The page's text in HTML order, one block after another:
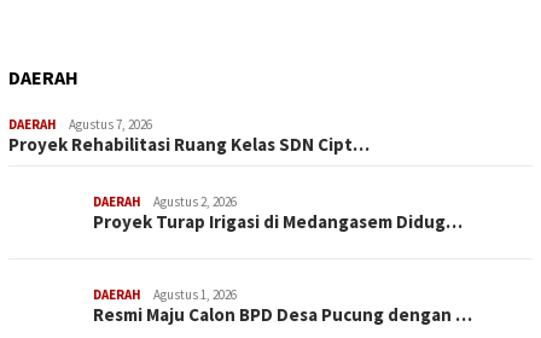
DAERAH
DAERAH Agustus 7, 2026
Proyek Rehabilitasi Ruang Kelas SDN Cipt…
DAERAH Agustus 2, 2026
Proyek Turap Irigasi di Medangasem Didug…
DAERAH Agustus 1, 2026
Resmi Maju Calon BPD Desa Pucung dengan …